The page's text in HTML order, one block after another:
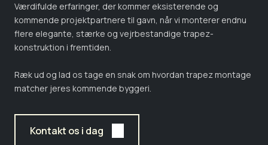
Værdifulde erfaringer, der kommer eksisterende og
kommende projektpartnere til gavn, når vi monterer endnu
flere elegante, stærke og vejrbestandige trapez-
konstruktion i fremtiden.
Ræk ud og lad os tage en snak om hvordan trapez montage
matcher jeres kommende byggeri.
Kontakt os i dag